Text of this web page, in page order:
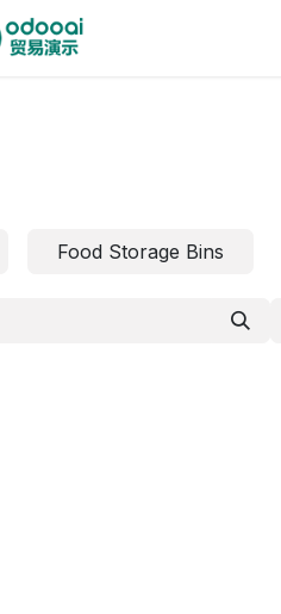
Food Storage Bins